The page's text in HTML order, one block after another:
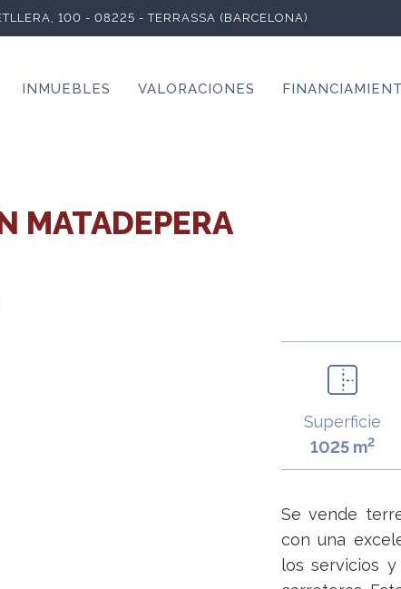
100 - 08225 - TERRASSA (BARCELONA)
INMUEBLES VALORACIONES
MATADEPERA
Superficie
1025 m2
Se vende
con una
los servicios